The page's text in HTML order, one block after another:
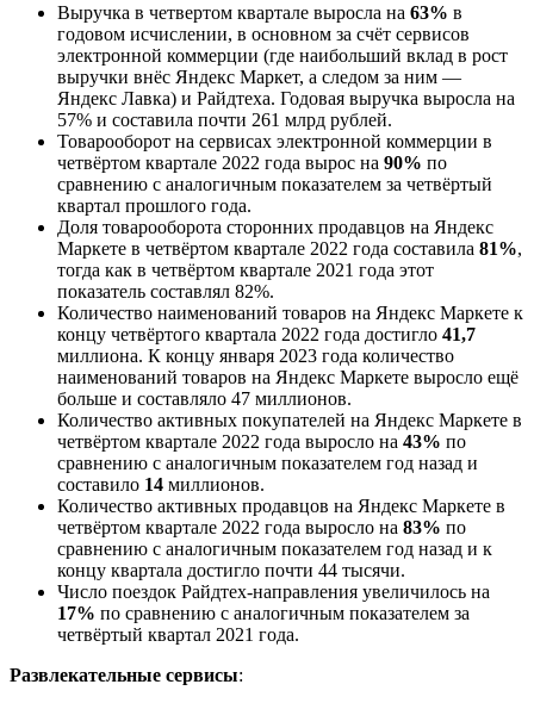
Выручка в четвертом квартале выросла на 63% в
годовом исчислении, в основном за счёт сервисов
электронной коммерции (где наибольший вклад в рост
выручки внёс Яндекс Маркет, а следом за ним —
Яндекс Лавка) и Райдтеха. Годовая выручка выросла на
57% и составила почти 261 млрд рублей.
Товарооборот на сервисах электронной коммерции в
четвёртом квартале 2022 года вырос на 90% по
сравнению с аналогичным показателем за четвёртый
квартал прошлого года.
Доля товарооборота сторонних продавцов на Яндекс
Маркете в четвёртом квартале 2022 года составила 81%,
тогда как в четвёртом квартале 2021 года этот
показатель составлял 82%.
Количество наименований товаров на Яндекс Маркете к
концу четвёртого квартала 2022 года достигло 41,7
миллиона. К концу января 2023 года количество
наименований товаров на Яндекс Маркете выросло ещё
больше и составляло 47 миллионов.
Количество активных покупателей на Яндекс Маркете в
четвёртом квартале 2022 года выросло на 43% по
сравнению с аналогичным показателем год назад и
составило 14 миллионов.
Количество активных продавцов на Яндекс Маркете в
четвёртом квартале 2022 года выросло на 83% по
сравнению с аналогичным показателем год назад и к
концу квартала достигло почти 44 тысячи.
Число поездок Райдтех-направления увеличилось на
17% по сравнению с аналогичным показателем за
четвёртый квартал 2021 года.
Развлекательные сервисы: